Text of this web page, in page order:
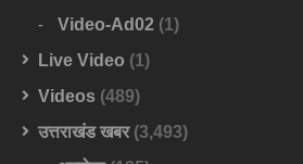
Video-Ad02 (1)
Live Video (1)
Videos (489)
उत्तराखंड खबर(3,493)